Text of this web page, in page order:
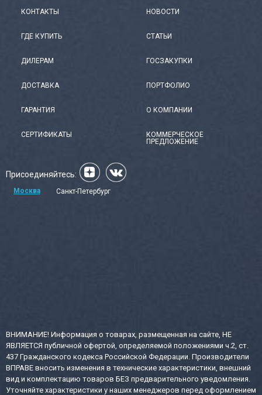
КОНТАКТЫ
ГДЕ КУПИТЬ
ДИЛЕРАМ
ДОСТАВКА
ГАРАНТИЯ
СЕРТИФИКАТЫ
НОВОСТИ
СТАТЬИ
ГОСЗАКУПКИ
ПОРТФОЛИО
О КОМПАНИИ
КОММЕРЧЕСКОЕ
ПРЕДЛОЖЕНИЕ
Присоединяйтесь:
Москва Санкт-Петербург
ВНИМАНИЕ! Информация о товарах, размещенная на сайте, НЕ
ЯВЛЯЕТСЯ публичной офертой, определяемой положениями ч.2, ст.
437 Гражданского кодекса Российской Федерации. Производители
ВПРАВЕ вносить изменения в технические характеристики, внешний
вид и комплектацию товаров БЕЗ предварительного уведомления.
Уточняйте характеристики у наших менеджеров перед оформлением